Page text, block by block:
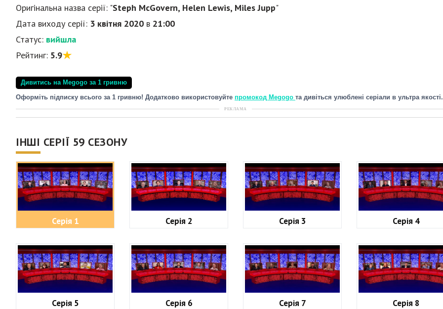
Оригінальна назва серії: "Steph McGovern, Helen Lewis, Miles Jupp"
Дата виходу серії: 3 квітня 2020 в 21:00
Статус: вийшла
Рейтинг: 5.9
Дивитись на Megogo за 1 гривню
Оформіть підписку всього за 1 гривню! Додатково використовуйте промокод Megogo та дивіться улюблені серіали в ультра якості.
РЕКЛАМА
ІНШІ СЕРІЇ 59 СЕЗОНУ
Серія 1 Серія 2 Серія 3 Серія 4
Серія 5 Серія 6 Серія 7 Серія 8